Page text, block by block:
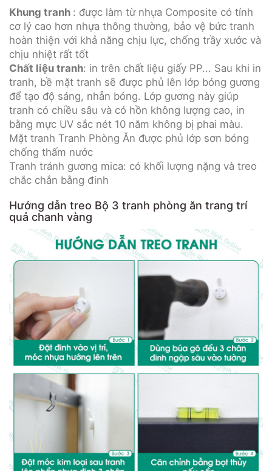
Khung tranh : được làm từ nhựa Composite có tính
cơ lý cao hơn nhựa thông thường, bảo vệ bức tranh
hoàn thiện với khả năng chịu lực, chống trầy xước và
chịu nhiệt rất tốt
Chất liệu tranh: in trên chất liệu giấy PP... Sau khi in
tranh, bề mặt tranh sẽ được phủ lên lớp bóng gương
để tạo độ sáng, nhẵn bóng. Lớp gương này giúp
tranh có chiều sâu và có hồn không lượng cao, in
bằng mực UV sắc nét 10 năm không bị phai màu.
Mặt tranh Tranh Phòng Ăn được phủ lớp sơn bóng
chống thấm nước
Tranh tránh gương mica: có khối lượng nặng và treo
chắc chắn bằng đinh
Hướng dẫn treo Bộ 3 tranh phòng ăn trang trí
quả chanh vàng